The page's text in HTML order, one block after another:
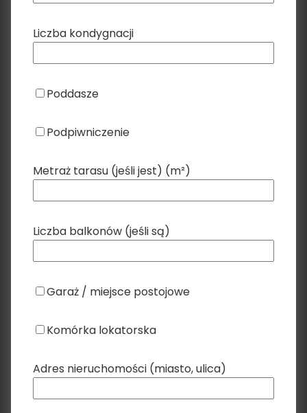
Liczba kondygnacji
Poddasze
Podpiwniczenie
Metraż tarasu (jeśli jest) (m²)
Liczba balkonów (jeśli są)
Garaż / miejsce postojowe
Komórka lokatorska
Adres nieruchomości (miasto, ulica)